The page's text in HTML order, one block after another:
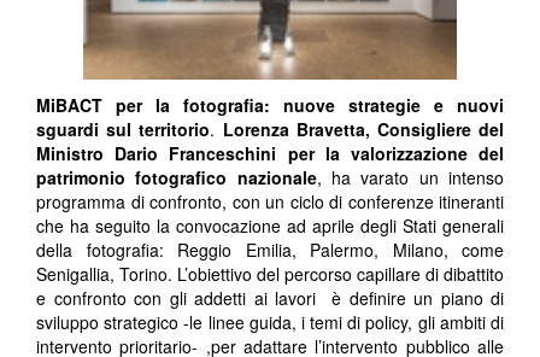
MiBACT per la fotografia: nuove strategie e nuovi
sguardi sul territorio. Lorenza Bravetta, Consigliere del
Ministro Dario Franceschini per la valorizzazione del
patrimonio fotografico nazionale, ha varato un intenso
programma di confronto, con un ciclo di conferenze itineranti
che ha seguito la convocazione ad aprile degli Stati generali
della fotografia: Reggio Emilia, Palermo, Milano, come
Senigallia, Torino. L’obiettivo del percorso capillare di dibattito
e confronto con gli addetti ai lavori è definire un piano di
sviluppo strategico -le linee guida, i temi di policy, gli ambiti di
intervento prioritario- ,per adattare l’intervento pubblico alle